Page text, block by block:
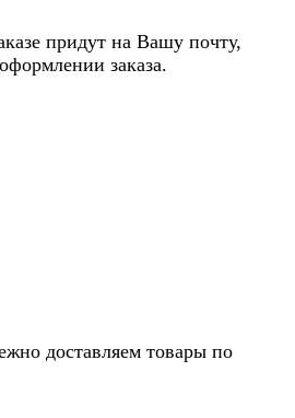
придут на Вашу почту,
заказа.
доставляем товары по